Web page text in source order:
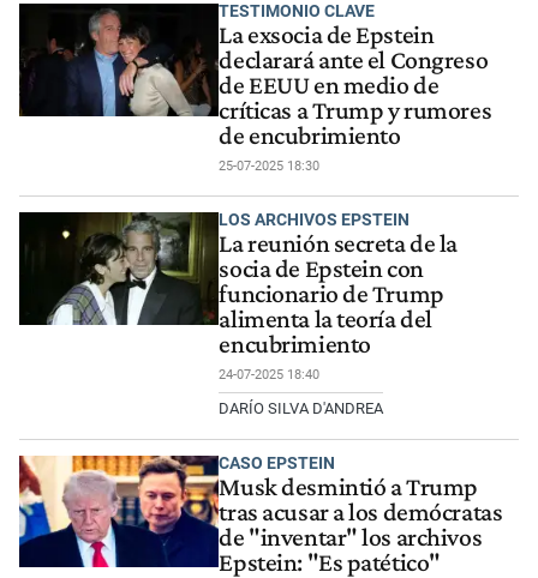
TESTIMONIO CLAVE
La exsocia de Epstein
declarará ante el Congreso
de EEUU en medio de
críticas a Trump y rumores
de encubrimiento
25-07-2025 18:30
LOS ARCHIVOS EPSTEIN
La reunión secreta de la
socia de Epstein con
funcionario de Trump
alimenta la teoría del
encubrimiento
24-07-2025 18:40
DARÍO SILVA D'ANDREA
CASO EPSTEIN
Musk desmintió a Trump
tras acusar a los demócratas
de "inventar" los archivos
Epstein: "Es patético"